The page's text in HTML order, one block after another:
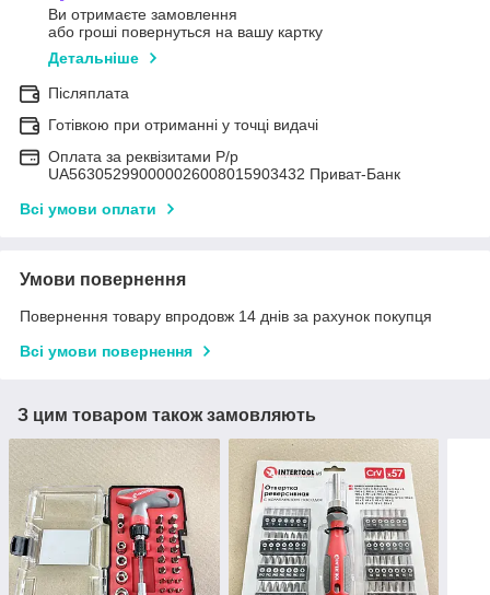
Ви отримаєте замовлення
або гроші повернуться на вашу картку
Детальніше
Післяплата
Готівкою при отриманні у точці видачі
Оплата за реквізитами Р/р
UA563052990000026008015903432 Приват-Банк
Всі умови оплати
Умови повернення
Повернення товару впродовж 14 днів за рахунок покупця
Всі умови повернення
З цим товаром також замовляють